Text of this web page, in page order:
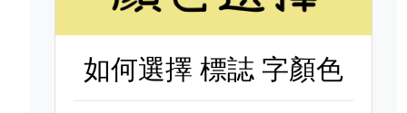
如何選擇標誌 字顏色